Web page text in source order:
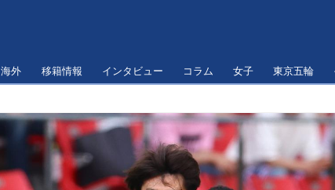
海外 移籍情報 インタビュー コラム 女子 東京五輪